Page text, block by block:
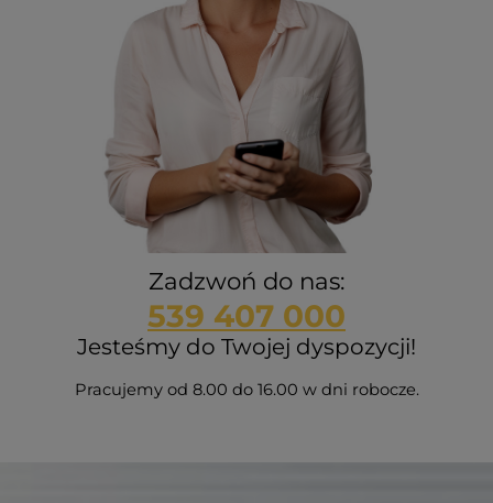
Zadzwoń do nas:
539 407 000
Jesteśmy do Twojej dyspozycji!
Pracujemy od 8.00 do 16.00 w dni robocze.